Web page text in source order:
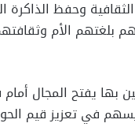
وحفظ الذاكرة
بلغتهم الأم
بها يفتح المجال
في تعزيز قيم